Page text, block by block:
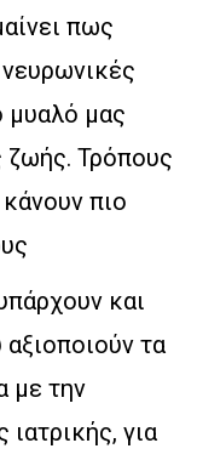
πως
μυαλό μας
ζωής. Τρόπους
πιο
και
τα
με την
για